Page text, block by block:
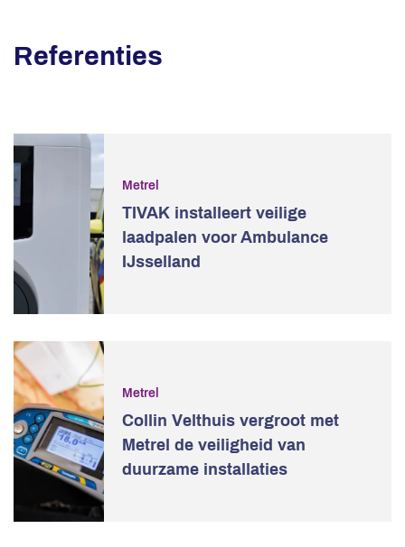
Referenties
Metrel
TIVAK installeert veilige
laadpalen voor Ambulance
IJsselland
Metrel
Collin Velthuis vergroot met
Metrel de veiligheid van
duurzame installaties